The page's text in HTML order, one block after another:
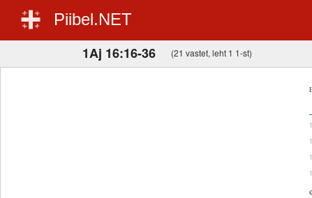
Piibel.NET
1Aj 16:16-36 (21 vastet, leht 1 1-st)